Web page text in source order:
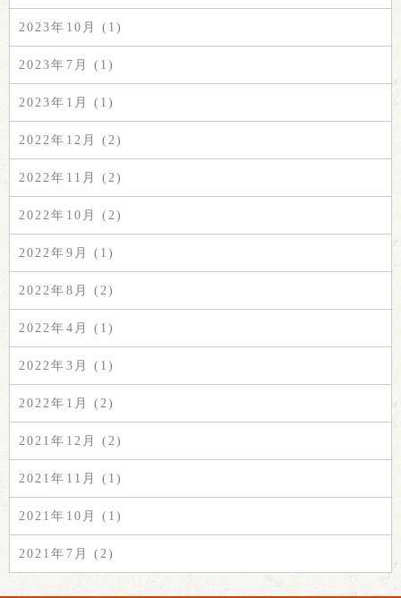
2023年10月 (1)
2023年7月 (1)
2023年1月 (1)
2022年12月 (2)
2022年11月 (2)
2022年10月 (2)
2022年9月 (1)
2022年8月 (2)
2022年4月 (1)
2022年3月 (1)
2022年1月 (2)
2021年12月 (2)
2021年11月 (1)
2021年10月 (1)
2021年7月 (2)